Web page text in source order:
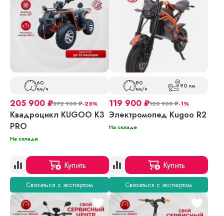
60
км/ч
205 900 ₽272 900₽-25%
Квадроцикл KUGOO К3
PRO
На складе
Купить
Связаться с экспертом
80
км/ч 90 км
119 900 ₽120 900₽-1%
Электромопед Kugoo R2
На складе
Купить
Связаться с экспертом